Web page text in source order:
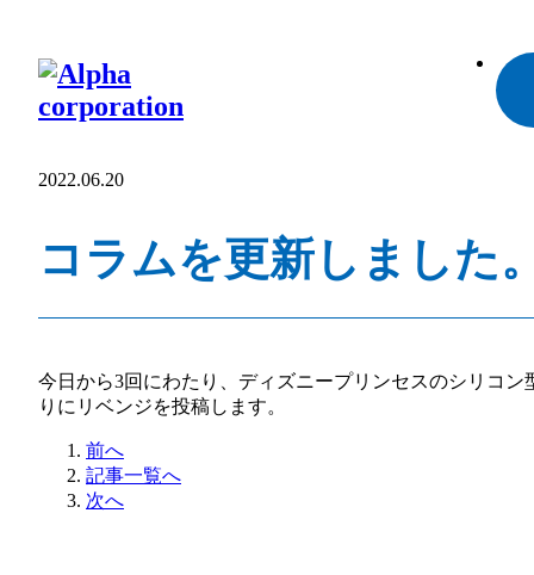
2022.06.20
コラムを更新しました
今日から3回にわたり、ディズニープリンセスのシリコン
りにリベンジを投稿します。
前へ
記事一覧へ
次へ